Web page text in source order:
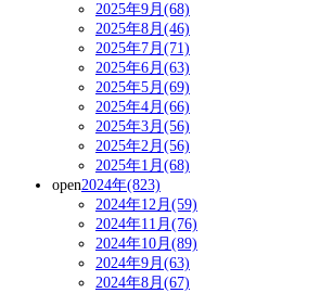
2025年9月(68)
2025年8月(46)
2025年7月(71)
2025年6月(63)
2025年5月(69)
2025年4月(66)
2025年3月(56)
2025年2月(56)
2025年1月(68)
open2024年(823)
2024年12月(59)
2024年11月(76)
2024年10月(89)
2024年9月(63)
2024年8月(67)